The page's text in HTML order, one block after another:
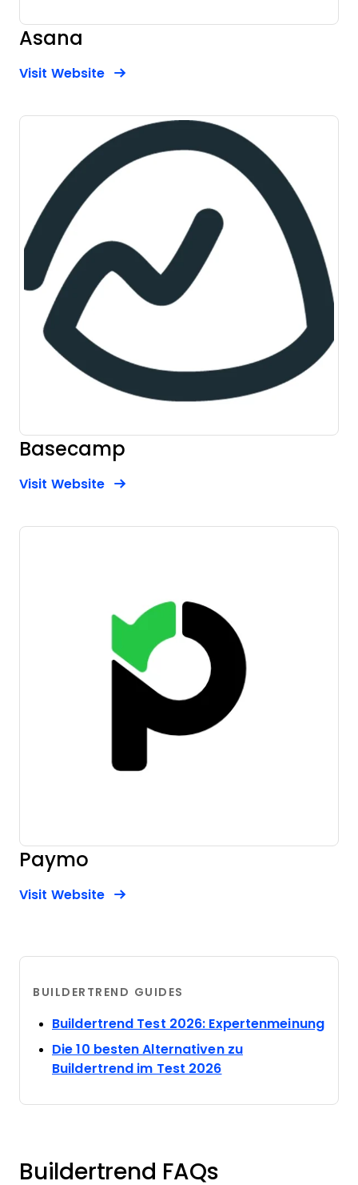
Asana
Visit WebsiteOpens New Window
Basecamp
Visit WebsiteOpens New Window
Paymo
Visit WebsiteOpens New Window
BUILDERTREND GUIDES
Buildertrend Test 2026: Expertenmeinung
Die 10 besten Alternativen zu
Buildertrend im Test 2026Opens new window
Buildertrend FAQs